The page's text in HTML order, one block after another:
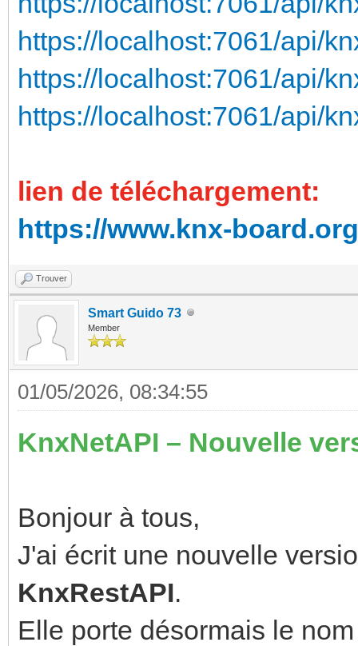
https://localhost:7061/api/
https://localhost:7061/api/
https://localhost:7061/api/
lien de téléchargement:
https://www.knx-
Trouver
Smart Guido 73
Member
01/05/2026, 08:34:55
KnxNetAPI – Nouvelle
Bonjour à tous,
J'ai écrit une nouvelle
KnxRestAPI.
Elle porte désormais le